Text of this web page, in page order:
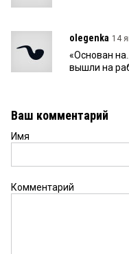
olegenka 14
«Основан
вышли на
Ваш комментарий
Имя
Комментарий